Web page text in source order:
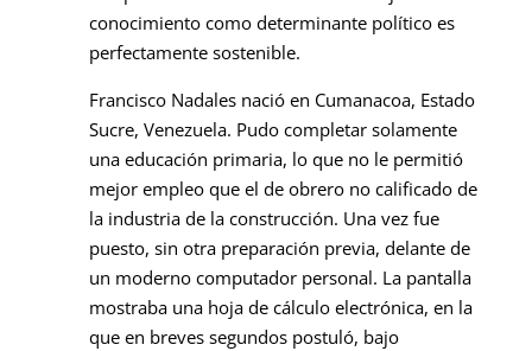
conocimiento como determinante político es
perfectamente sostenible.
Francisco Nadales nació en Cumanacoa, Estado
Sucre, Venezuela. Pudo completar solamente
una educación primaria, lo que no le permitió
mejor empleo que el de obrero no calificado de
la industria de la construcción. Una vez fue
puesto, sin otra preparación previa, delante de
un moderno computador personal. La pantalla
mostraba una hoja de cálculo electrónica, en la
que en breves segundos postuló, bajo